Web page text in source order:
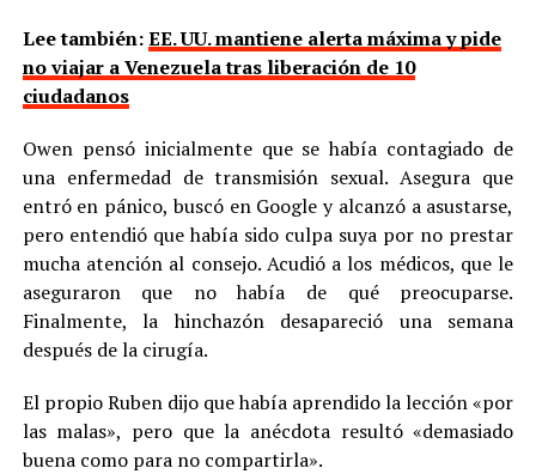
Lee también:EE. UU. mantiene alerta máxima y pide
no viajar a Venezuela tras liberación de 10
ciudadanos
Owen pensó inicialmente que se había contagiado de
una enfermedad de transmisión sexual. Asegura que
entró en pánico, buscó en Google y alcanzó a asustarse,
pero entendió que había sido culpa suya por no prestar
mucha atención al consejo. Acudió a los médicos, que le
aseguraron que no había de qué preocuparse.
Finalmente, la hinchazón desapareció una semana
después de la cirugía.
El propio Ruben dijo que había aprendido la lección «por
las malas», pero que la anécdota resultó «demasiado
buena como para no compartirla».